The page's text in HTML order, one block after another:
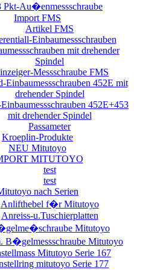
Pkt-Au�enmessschraube
Import FMS
Artikel FMS
Einbaumessschrauben
mit drehender
Spindel
Messschraube FMS
Einbaumessschrauben 452E mit
drehender Spindel
452E+453
mit drehender Spindel
Passameter
Kroeplin-Produkte
NEU Mitutoyo
MITUTOYO
test
test
nach Serien
Anlifthebel f�r Mitutoyo
Anreiss-u.Tuschierplatten
Mitutoyo
B�gelmessschraube Mitutoyo
Mitutoyo Serie 167
mitutoyo Serie 177